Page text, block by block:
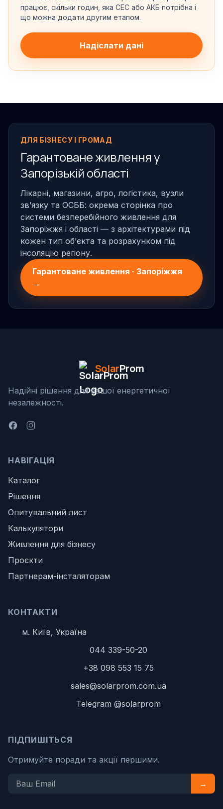
працює, скільки годин, яка СЕС або АКБ потрібна і
що можна додати другим етапом.
Надіслати дані
ДЛЯ БІЗНЕСУ І ГРОМАД
Гарантоване живлення у
Запорізькій області
Лікарні, магазини, агро, логістика, вузли
звʼязку та ОСББ: окрема сторінка про
системи безперебійного живлення для
Запоріжжя і області — з архітектурами під
кожен тип обʼєкта та розрахунком під
інсоляцію регіону.
Гарантоване живлення · Запоріжжя
→
SolarProm
Надійні рішення для вашої енергетичної
незалежності.
НАВІГАЦІЯ
Каталог
Рішення
Опитувальний лист
Калькулятори
Живлення для бізнесу
Проєкти
Партнерам-інсталяторам
КОНТАКТИ
м. Київ, Україна
044 339-50-20
+38 098 553 15 75
sales@solarprom.com.ua
Telegram @solarprom
ПІДПИШІТЬСЯ
Отримуйте поради та акції першими.
→